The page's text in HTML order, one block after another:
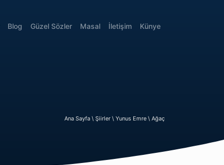
Blog Güzel Sözler Masal İletişim Künye
Ana Sayfa \ Şiirler \ Yunus Emre \ Ağaç